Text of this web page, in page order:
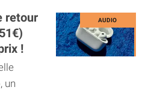
retour
!
un